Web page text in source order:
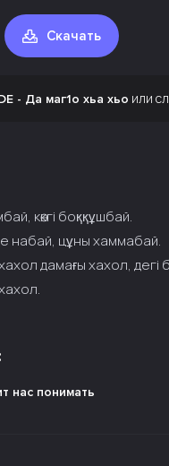
Скачать
- Да маг1о хьа хьо или
көкгі боққұшбай.
набай, цұны хаммабай.
дамағы хахол, дегі
нас понимать